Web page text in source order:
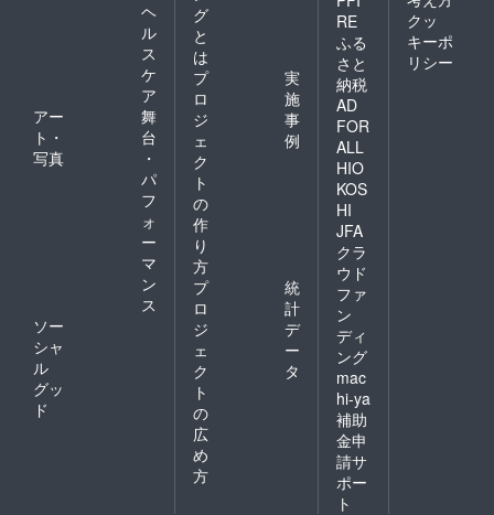
ヘ
ル
ス
ケ
ア
アー
ト・
写真
舞
台
・
パ
フ
ォ
ー
マ
ン
ス
ソー
シャ
ル
グッ
ド
グ
と
は
プ
ロ
ジ
ェ
ク
ト
の
作
り
方
実
施
事
例
プ
ロ
ジ
ェ
ク
ト
の
広
め
方
統
計
デ
ー
タ
RE
ふる
さと
納税
AD
FOR
ALL
HIO
KOS
HI
JFA
クラ
ウド
ファ
ン
ディ
ング
mac
hi-ya
補助
金申
請サ
ポー
ト
クッ
キーポ
リシー